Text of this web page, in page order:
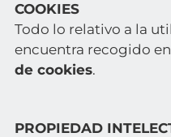
COOKIES
Todo lo relativo a la
encuentra recogido
de cookies.
PROPIEDAD